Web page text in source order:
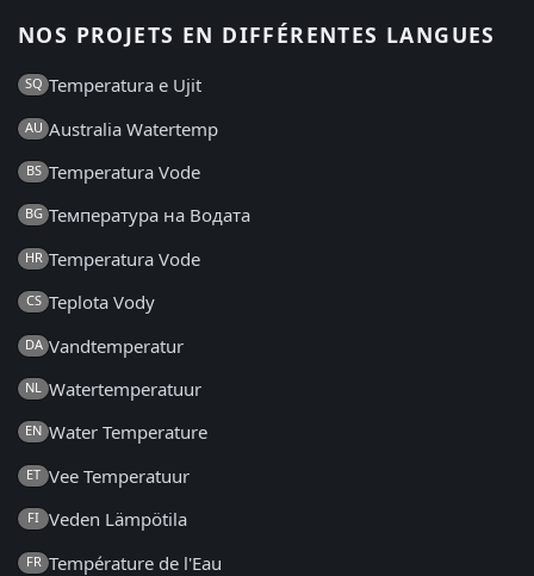
NOS PROJETS EN DIFFÉRENTES LANGUES
SQ Temperatura e Ujit
AU Australia Watertemp
BS Temperatura Vode
BG Температура на Водата
HR Temperatura Vode
CS Teplota Vody
DA Vandtemperatur
NL Watertemperatuur
EN Water Temperature
ET Vee Temperatuur
FI Veden Lämpötila
FR Température de l'Eau